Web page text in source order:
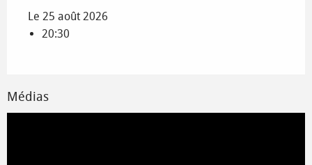
Le 25 août 2026
20:30
Médias